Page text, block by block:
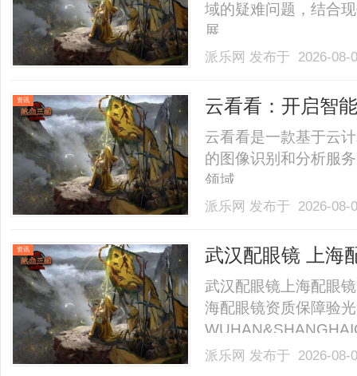
域的疑难问题，结合
展。......
派乐网 发布于 2026-
资讯 云看看：开启智
云看看是一款基于云
的图像识别和分析服
领域。......
派乐网 发布于 2026-
资讯 武汉配眼镜 上海
武汉配眼镜上海配眼
海配眼镜资质保障验
业验光配镜的写字楼
派乐网 发布于 2026-